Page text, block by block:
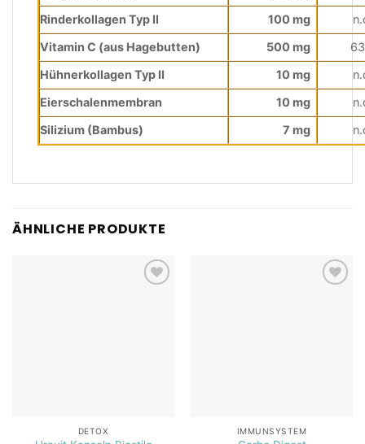
Rinderkollagen Typ II
100 mg
Vitamin C (aus Hagebutten)
500 mg
Hühnerkollagen Typ II
10 mg
Eierschalenmembran
10 mg
Silizium (Bambus)
7 mg
ÄHNLICHE PRODUKTE
DETOX IMMUNSYSTEM